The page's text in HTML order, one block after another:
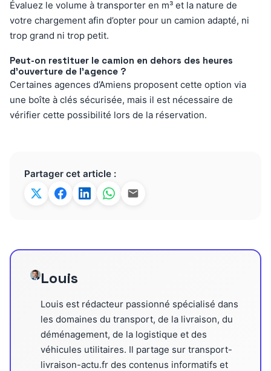
Évaluez le volume à transporter en m³ et la nature de
votre chargement afin d’opter pour un camion adapté, ni
trop grand ni trop petit.
Peut-on restituer le camion en dehors des heures
d’ouverture de l’agence ?
Certaines agences d’Amiens proposent cette option via
une boîte à clés sécurisée, mais il est nécessaire de
vérifier cette possibilité lors de la réservation.
Partager cet article :
Louis
Louis est rédacteur passionné spécialisé dans
les domaines du transport, de la livraison, du
déménagement, de la logistique et des
véhicules utilitaires. Il partage sur transport-
livraison-actu.fr des contenus informatifs et